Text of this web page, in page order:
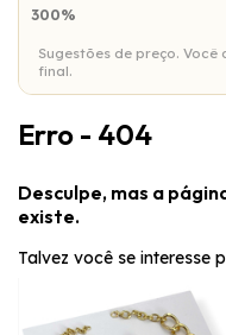
300%
Sugestões de preço.
final.
Erro - 404
Desculpe, mas a
existe.
Talvez você se interesse